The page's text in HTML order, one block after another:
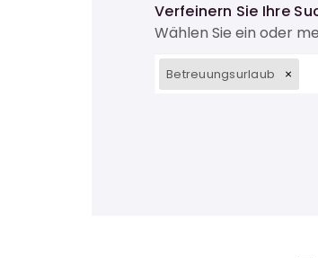
Verfeinern Sie Ihre
Wählen Sie ein oder
Betreuungsurlaub